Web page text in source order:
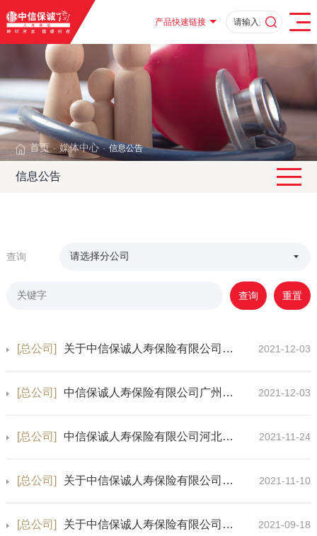
产品快速链接
首页 · 媒体中心 · 信息公告
信息公告
查询
查询 重置
[总公司] 关于中信保诚人寿保险有限公司山东省分公司经营保险业务许可证变更的公告 2021-12-03
[总公司] 中信保诚人寿保险有限公司广州番禺营销服务部保险许可证换发公告 2021-12-03
[总公司] 中信保诚人寿保险有限公司河北省分公司晋州营销服务部迁址公告 2021-11-24
[总公司] 关于中信保诚人寿保险有限公司湖北省分公司及汉口营销服务部地址变更的公告 2021-11-10
[总公司] 关于中信保诚人寿保险有限公司湖北省分公司世贸营销服务部更名及迁址的公告 2021-09-18